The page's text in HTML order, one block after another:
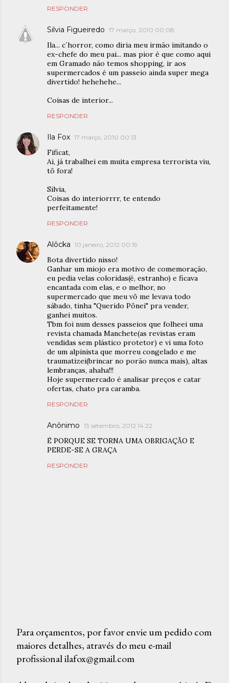
RESPONDER
Silvia Figueiredo 17 março, 2010 00:08
Ila... c´horror, como diria meu irmão imitando o
ex-chefe do meu pai... mas pior é que como aqui
em Gramado não temos shopping, ir aos
supermercados é um passeio ainda super mega
divertido! hehehehe...
Coisas de interior...
RESPONDER
Ila Fox 17 março, 2010 00:13
Fificat,
Ai, já trabalhei em muita empresa terrorista viu,
tô fora!
Silvia,
Coisas do interiorrrr, te entendo
perfeitamente!
RESPONDER
Alôcka 10 janeiro, 2012 00:19
Bota divertido nisso!
Ganhar um miojo era motivo de comemoração,
eu pedia velas coloridas(é, estranho) e ficava
encantada com elas, e o melhor, no
supermercado que meu vô me levava todo
sábado, tinha "Querido Pônei" pra vender,
ganhei muitos.
Tbm foi num desses passeios que folheei uma
revista chamada Manchete(as revistas eram
vendidas sem plástico protetor) e vi uma foto
de um alpinista que morreu congelado e me
traumatizei(brincar no porão nunca mais), altas
lembranças, ahaha!!!
Hoje supermercado é analisar preços e catar
ofertas, chato pra caramba.
RESPONDER
Anônimo 13 setembro, 2012 14:22
É PORQUE SE TORNA UMA OBRIGAÇÃO E
PERDE-SE A GRAÇA
RESPONDER
P
o
Para orçamentos, por favor envie um pedido com
maiores detalhes, através do meu e-mail
profissional ilafox@gmail.com